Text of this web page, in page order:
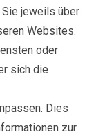
jeweils über
Websites.
oder
sich die
Dies
zur